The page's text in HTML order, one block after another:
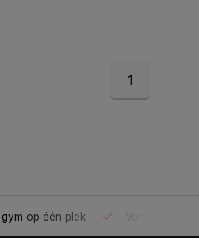
1
op één plek